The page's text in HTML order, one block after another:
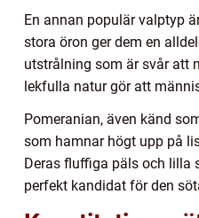
En annan populär valptyp
stora öron ger dem en
utstrålning som är svår att
lekfulla natur gör att
Pomeranian, även känd
som hamnar högt upp på
Deras fluffiga päls och lilla
perfekt kandidat för den